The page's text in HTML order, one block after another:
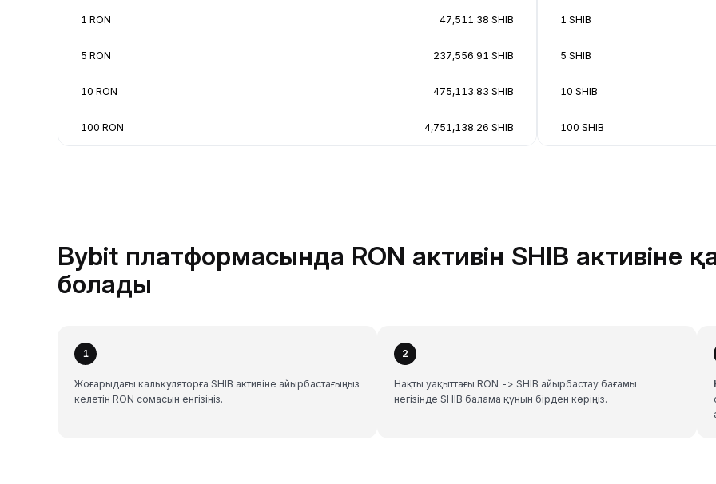
1 RON 47,511.38 SHIB
5 RON 237,556.91 SHIB
10 RON 475,113.83 SHIB
100 RON 4,751,138.26 SHIB
1 SHIB
5 SHIB
10 SHIB
100 SHIB
Bybit платформасында RON активін SHIB активіне
болады
1
Жоғарыдағы калькуляторға SHIB активіне айырбастағыңыз
келетін RON сомасын енгізіңіз.
2
Нақты уақыттағы RON -> SHIB айырбастау бағамы
негізінде SHIB балама құнын бірден көріңіз.